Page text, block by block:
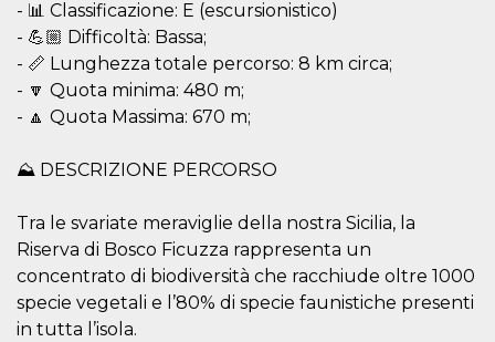
- 📊 Classificazione: E (escursionistico)
- 💪🏼 Difficoltà: Bassa;
- 📏 Lunghezza totale percorso: 8 km circa;
- 🔽 Quota minima: 480 m;
- 🔼 Quota Massima: 670 m;
⛰ DESCRIZIONE PERCORSO
Tra le svariate meraviglie della nostra Sicilia, la
Riserva di Bosco Ficuzza rappresenta un
concentrato di biodiversità che racchiude oltre 1000
specie vegetali e l’80% di specie faunistiche presenti
in tutta l’isola.
.facebook.com
Meta
Platform Inc.
2 años
Esta